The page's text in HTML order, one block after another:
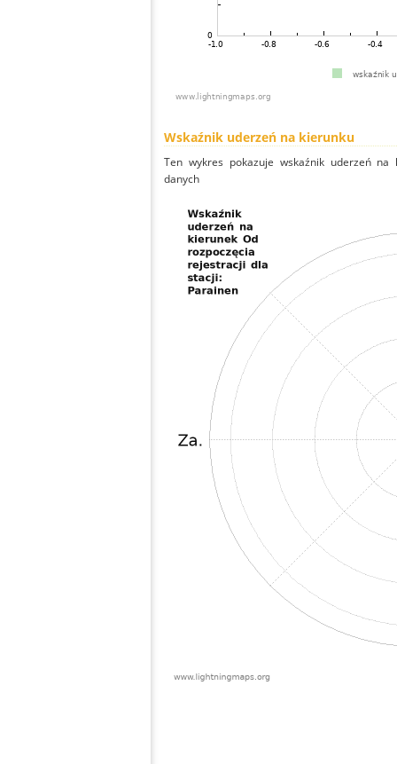
Wskaźnik uderzeń na kierunku
Ten wykres pokazuje wskaźnik uderzeń
danych